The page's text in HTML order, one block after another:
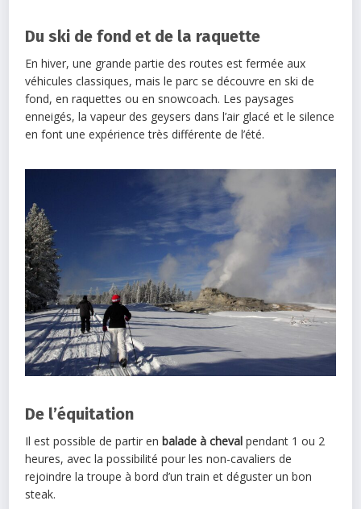
Du ski de fond et de la raquette
En hiver, une grande partie des routes est fermée aux
véhicules classiques, mais le parc se découvre en ski de
fond, en raquettes ou en snowcoach. Les paysages
enneigés, la vapeur des geysers dans l’air glacé et le silence
en font une expérience très différente de l’été.
De l’équitation
Il est possible de partir en balade à cheval pendant 1 ou 2
heures, avec la possibilité pour les non-cavaliers de
rejoindre la troupe à bord d’un train et déguster un bon
steak.